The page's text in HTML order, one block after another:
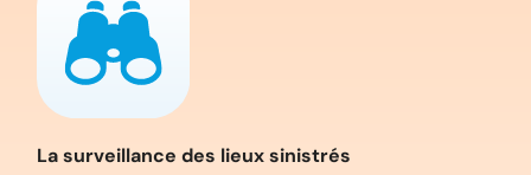
La surveillance des lieux sinistrés